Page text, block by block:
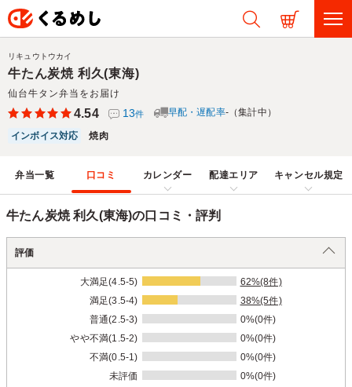
牛たん炭焼 利久(東海)
仙台牛タン弁当をお届け
リキュウトウカイ
4.54 13件 早配・遅配率-（集計中）
インボイス対応 焼肉
弁当一覧 口コミ カレンダー 配達エリア キャンセル規定
牛たん炭焼 利久(東海)の口コミ・評判
評価
大満足(4.5-5)
62%(8件)
満足(3.5-4)
38%(5件)
普通(2.5-3)
0%(0件)
やや不満(1.5-2)
0%(0件)
不満(0.5-1)
0%(0件)
未評価
0%(0件)